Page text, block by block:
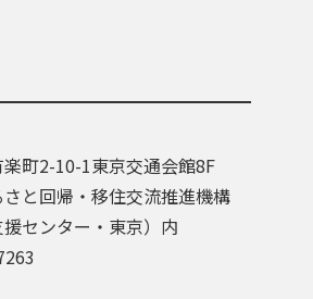
町2-10-1東京交通会館8F
と回帰・移住交流推進機構
援センター・東京）内